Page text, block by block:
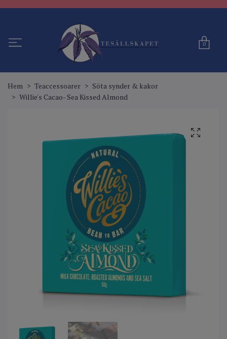
0
Hem Teaccessoarer
Söta synder & kakor
Willie's Cacao- Sea Kissed Almond